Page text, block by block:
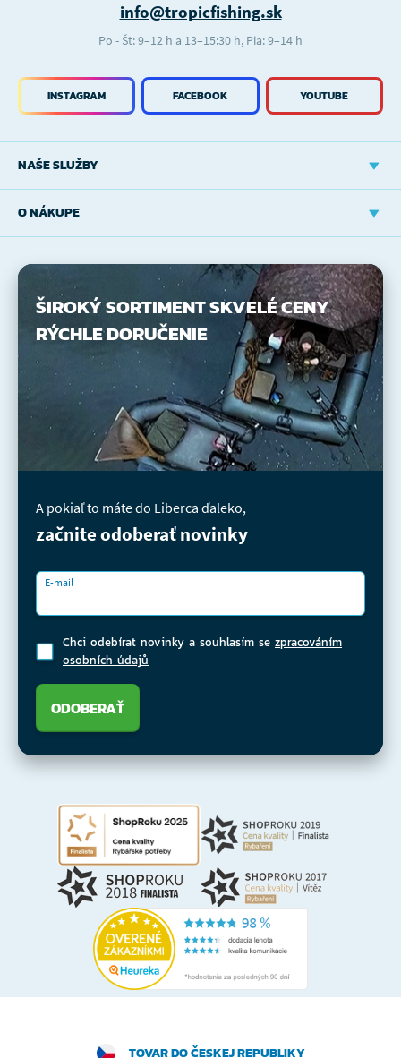
NAŠE SLUŽBY
O NÁKUPE
INSTAGRAM FACEBOOK YOUTUBE
info@tropicfishing.sk
Po - Št: 9–12 h a 13–15:30 h, Pia: 9–14 h
ŠIROKÝ SORTIMENTSKVELÉ CENY
RÝCHLE DORUČENIE
A pokiaľ to máte do Liberca ďaleko,
začnite odoberať novinky
E-mail
Chci odebírat novinky a souhlasím se zpracováním
osobních údajů
ODOBERAŤ
TOVAR DO ČESKEJ REPUBLIKY